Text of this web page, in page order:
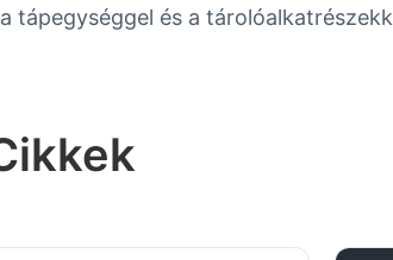
tápegységgel és a